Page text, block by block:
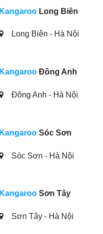
Kangaroo Long Biên
Long Biên - Hà Nội
Kangaroo Đông Anh
Đông Anh - Hà Nội
Kangaroo Sóc Sơn
Sóc Sơn - Hà Nội
Kangaroo Sơn Tây
Sơn Tây - Hà Nội